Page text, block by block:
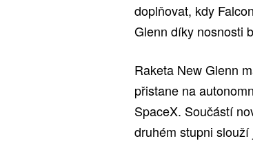
doplňovat, kdy
Glenn díky nosnosti
Raketa New Glenn
přistane na
SpaceX. Součástí
druhém stupni